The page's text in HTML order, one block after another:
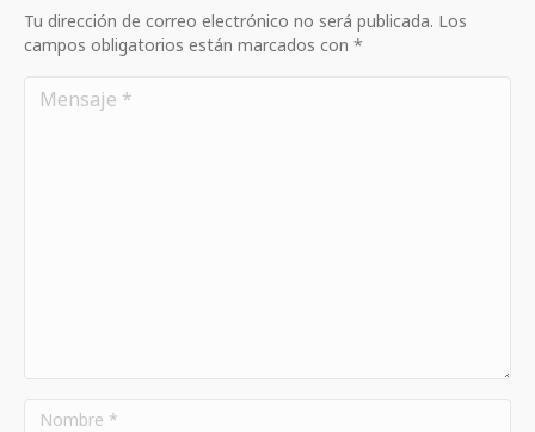
Tu dirección de correo electrónico no será publicada. Los
campos obligatorios están marcados con *